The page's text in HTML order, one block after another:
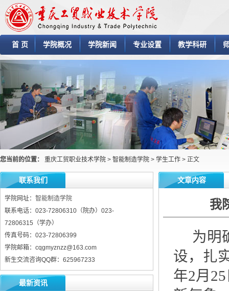
首 页 学院概况 学院新闻 专业设置 教学科研
您当前的位置： 重庆工贸职业技术学院 > 智能制造学院 > 学生工作 > 正文
联系我们
学院网址： 智能制造学院
联系电话：023-72806310（院办）023-
72806315（学办）
传真号码：023-72806399
学院邮箱：cqgmyznzz@163.com
新生交流咨询QQ群：625967233
最新资讯
文章内容
我
为明
设，扎
年2月 25